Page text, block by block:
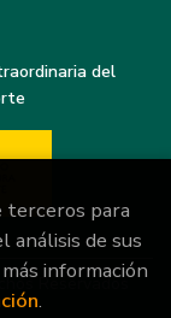
del
Reservados
terceros para
análisis de sus
información
.